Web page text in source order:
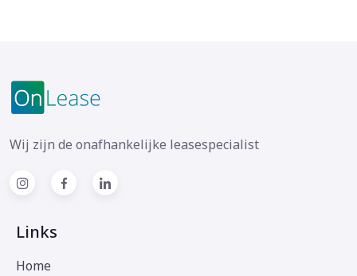
Wij zijn de onafhankelijke leasespecialist
Links
Home